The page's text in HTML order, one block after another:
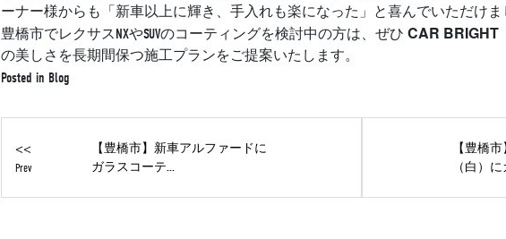
ーナー様からも「新車以上に輝き、手入れも楽になった」と喜んでいただけま
豊橋市でレクサスNXやSUVのコーティングを検討中の方は、ぜひ CAR BRIGHT
の美しさを長期間保つ施工プランをご提案いたします。
Posted in Blog
<<
Prev
【豊橋市】新車アルファードに
ガラスコーテ...
【豊橋
（白）